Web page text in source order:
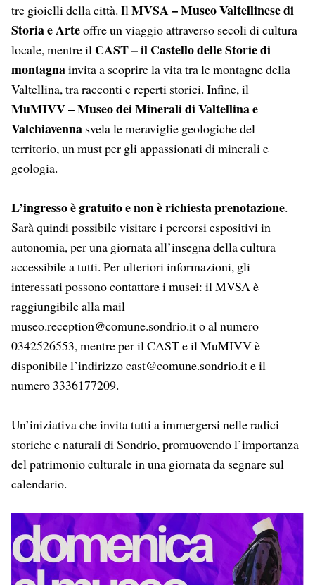
tre gioielli della città. IlMVSA – Museo Valtellinese di
Storia e Arteoffre un viaggio attraverso secoli di cultura
locale, mentre il CAST – il Castello delle Storie di
montagnainvita a scoprire la vita tra le montagne della
Valtellina, tra racconti e reperti storici. Infine, il
MuMIVV – Museo dei Minerali di Valtellina e
Valchiavenna svela le meraviglie geologiche del
territorio, un must per gli appassionati di minerali e
geologia.
L’ingresso è gratuito e non è richiesta prenotazione.
Sarà quindi possibile visitare i percorsi espositivi in
autonomia, per una giornata all’insegna della cultura
accessibile a tutti. Per ulteriori informazioni, gli
interessati possono contattare i musei: il MVSA è
raggiungibile alla mail
museo.reception@comune.sondrio.it o al numero
0342526553, mentre per il CAST e il MuMIVV è
disponibile l’indirizzo cast@comune.sondrio.it e il
numero 3336177209.
Un’iniziativa che invita tutti a immergersi nelle radici
storiche e naturali di Sondrio, promuovendo l’importanza
del patrimonio culturale in una giornata da segnare sul
calendario.